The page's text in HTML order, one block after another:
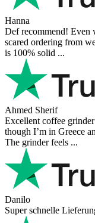
Hanna
Def recommend! Even
scared ordering from
is 100% solid ...
Ahmed Sherif
Excellent coffee
though I’m in Greece
The grinder feels ...
Danilo
Super schnelle